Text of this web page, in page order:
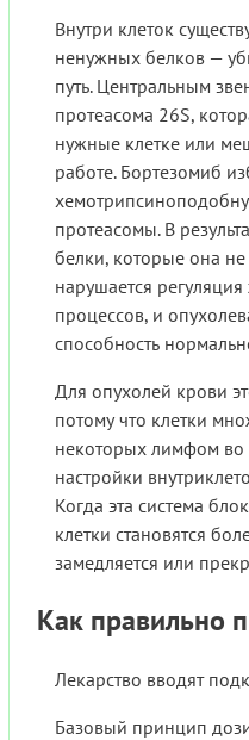
Внутри клеток
ненужных белков —
путь. Центральным
протеасома 26S,
нужные клетке или
работе. Бортезомиб
протеасомы. В
белки, которые она не
нарушается
процессов, и
способность
Для опухолей крови
потому что клетки
некоторых лимфом во
настройки
Когда эта система
клетки становятся
замедляется или
Как правильно
Лекарство вводят
Базовый принцип